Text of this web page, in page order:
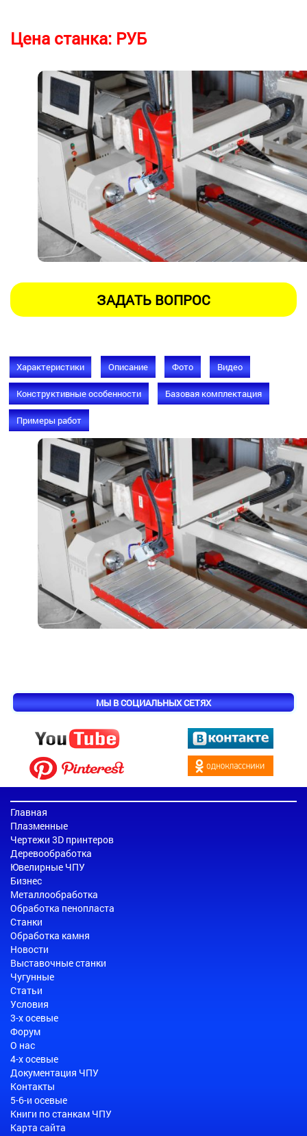
Цена станка: РУБ
Характеристики Описание Фото Видео
Конструктивные особенности Базовая комплектация
Примеры работ
МЫ В СОЦИАЛЬНЫХ СЕТЯХ
Главная
Плазменные
Чертежи 3D принтеров
Деревообработка
Ювелирные ЧПУ
Бизнес
Металлообработка
Обработка пенопласта
Станки
Обработка камня
Новости
Выставочные станки
Чугунные
Статьи
Условия
3-х осевые
Форум
О нас
4-х осевые
Документация ЧПУ
Контакты
5-6-и осевые
Книги по станкам ЧПУ
Карта сайта